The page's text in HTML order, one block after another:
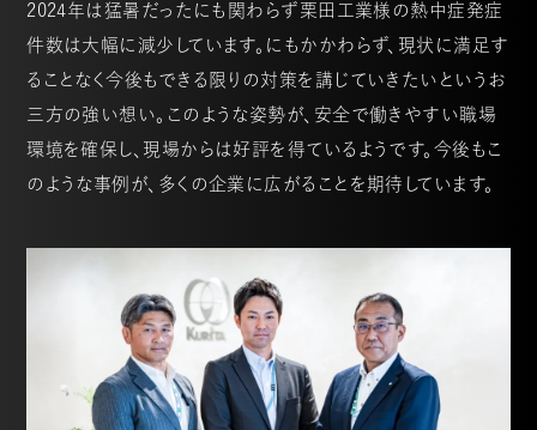
2024年は猛暑だったにも関わらず栗田工業様の熱中症発症
件数は大幅に減少しています。にもかかわらず、現状に満足す
ることなく今後もできる限りの対策を講じていきたいというお
三方の強い想い。このような姿勢が、安全で働きやすい職場
環境を確保し、現場からは好評を得ているようです。今後もこ
のような事例が、多くの企業に広がることを期待しています。